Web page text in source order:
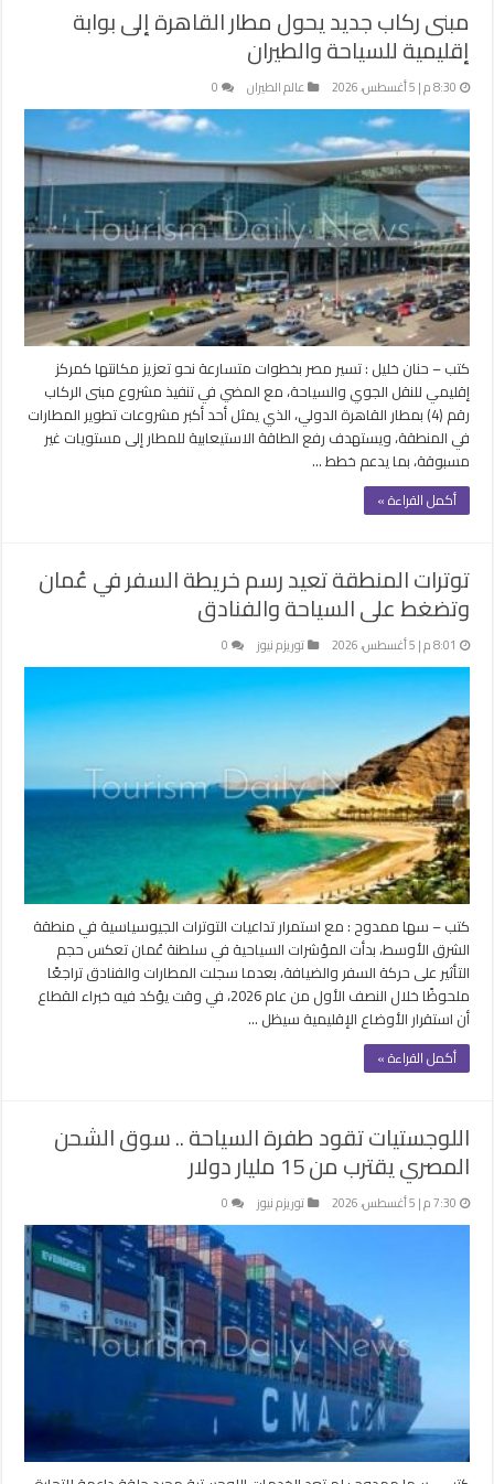
مبنى ركاب جديد يحول مطار القاهرة إلى بوابة
إقليمية للسياحة والطيران
8:30 م | 5 أغسطس، 2026 عالم الطيران 0
كتب – حنان خليل : تسير مصر بخطوات متسارعة نحو تعزيز مكانتها كمركز
إقليمي للنقل الجوي والسياحة، مع المضي في تنفيذ مشروع مبنى الركاب
رقم (4) بمطار القاهرة الدولي، الذي يمثل أحد أكبر مشروعات تطوير المطارات
في المنطقة، ويستهدف رفع الطاقة الاستيعابية للمطار إلى مستويات غير
مسبوقة، بما يدعم خطط …
أكمل القراءة »
توترات المنطقة تعيد رسم خريطة السفر في عُمان
وتضغط على السياحة والفنادق
8:01 م | 5 أغسطس، 2026 توريزم نيوز 0
كتب – سها ممدوح : مع استمرار تداعيات التوترات الجيوسياسية في منطقة
الشرق الأوسط، بدأت المؤشرات السياحية في سلطنة عُمان تعكس حجم
التأثير على حركة السفر والضيافة، بعدما سجلت المطارات والفنادق تراجعًا
ملحوظًا خلال النصف الأول من عام 2026، في وقت يؤكد فيه خبراء القطاع
أن استقرار الأوضاع الإقليمية سيظل …
أكمل القراءة »
اللوجستيات تقود طفرة السياحة .. سوق الشحن
المصري يقترب من 15 مليار دولار
7:30 م | 5 أغسطس، 2026 توريزم نيوز 0